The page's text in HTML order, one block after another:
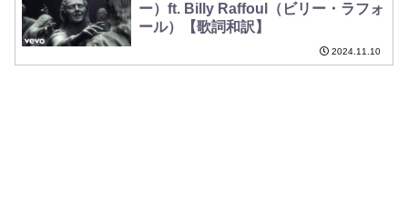
ー）ft. Billy Raffoul（ビリー・ラフォ
ール）【歌詞和訳】
2024.11.10